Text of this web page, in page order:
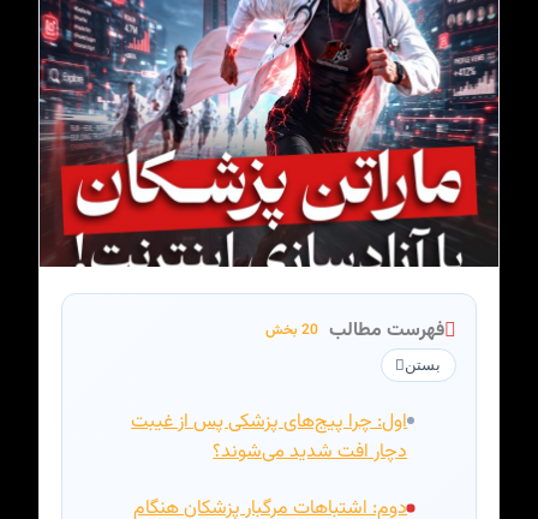
فهرست مطالب 20 بخش
بستن
اول: چرا پیج‌های پزشکی پس از غیبت
دچار افت شدید می‌شوند؟
دوم: اشتباهات مرگبار پزشکان هنگام